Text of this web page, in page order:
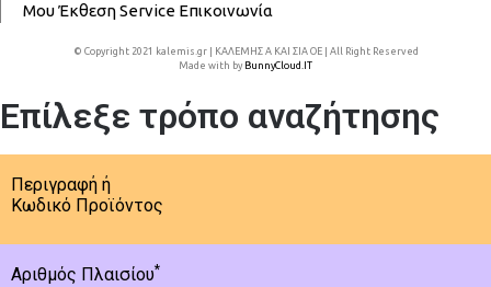
ΜουΈκθεσηService Επικοινωνία
© Copyright 2021 kalemis.gr | ΚΑΛΕΜΗΣ Α ΚΑΙ ΣΙΑ ΟΕ | All Right Reserved
Made with by BunnyCloud.IT
Επίλεξε τρόπο αναζήτησης
Περιγραφή ή
Κωδικό Προϊόντος
Αριθμός Πλαισίου*